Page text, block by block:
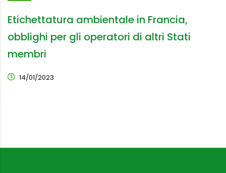
Etichettatura ambientale in Francia,
obblighi per gli operatori di altri Stati
membri
14/01/2023